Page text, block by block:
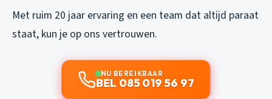
Met ruim 20 jaar ervaring en een team dat altijd paraat
staat, kun je op ons vertrouwen.
NU BEREIKBAAR
BEL 085 019 56 97